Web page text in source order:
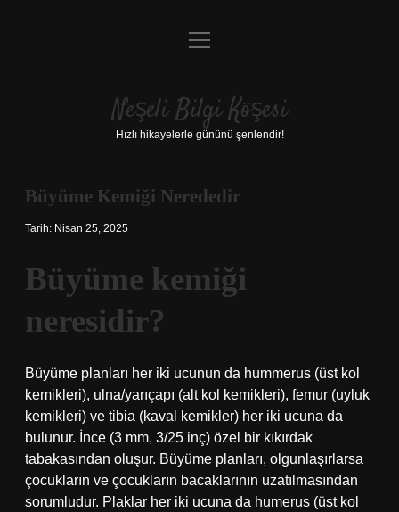
Anasayfa
Yasal Uyarı
menüyü
Neşeli Bilgi Köşesi
Hızlı hikayelerle gününü şenlendir!
Büyüme Kemiği Nerededir
Tarih: Nisan 25, 2025
Büyüme kemiği
neresidir?
Büyüme planları her iki ucunun da hummerus (üst kol
kemikleri), ulna/yarıçapı (alt kol kemikleri), femur (uyluk
kemikleri) ve tibia (kaval kemikler) her iki ucuna da
bulunur. İnce (3 mm, 3/25 inç) özel bir kıkırdak
tabakasından oluşur. Büyüme planları, olgunlaşırlarsa
çocukların ve çocukların bacaklarının uzatılmasından
sorumludur. Plaklar her iki ucuna da humerus (üst kol